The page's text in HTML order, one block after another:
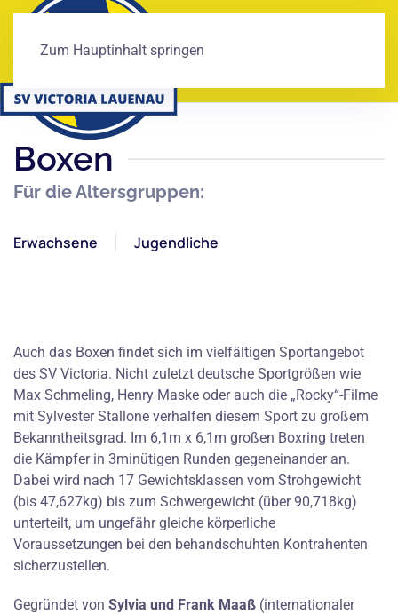
Zum Hauptinhalt springen
Boxen
Für die Altersgruppen:
Erwachsene Jugendliche
Auch das Boxen findet sich im vielfältigen Sportangebot
des SV Victoria. Nicht zuletzt deutsche Sportgrößen wie
Max Schmeling, Henry Maske oder auch die „Rocky“-Filme
mit Sylvester Stallone verhalfen diesem Sport zu großem
Bekanntheitsgrad. Im 6,1m x 6,1m großen Boxring treten
die Kämpfer in 3minütigen Runden gegeneinander an.
Dabei wird nach 17 Gewichtsklassen vom Strohgewicht
(bis 47,627kg) bis zum Schwergewicht (über 90,718kg)
unterteilt, um ungefähr gleiche körperliche
Voraussetzungen bei den behandschuhten Kontrahenten
sicherzustellen.
Gegründet von Sylvia und Frank Maaß (internationaler